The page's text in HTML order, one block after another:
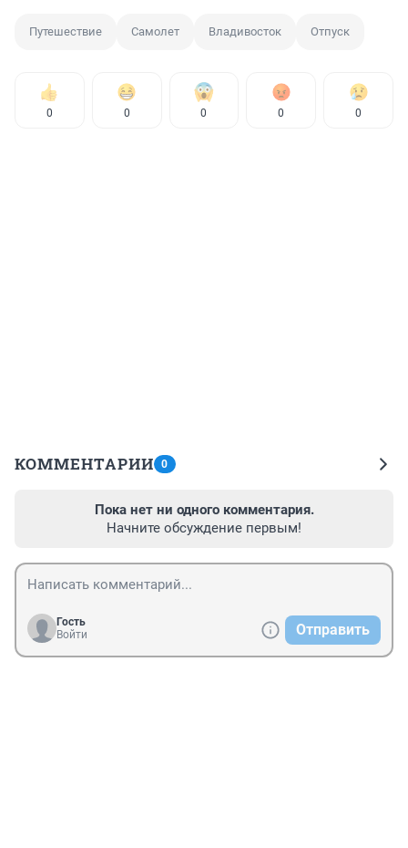
Путешествие Самолет Владивосток Отпуск
0 0 0 0 0
КОММЕНТАРИИ 0
Пока нет ни одного комментария.
Начните обсуждение первым!
Гость
Войти
Отправить